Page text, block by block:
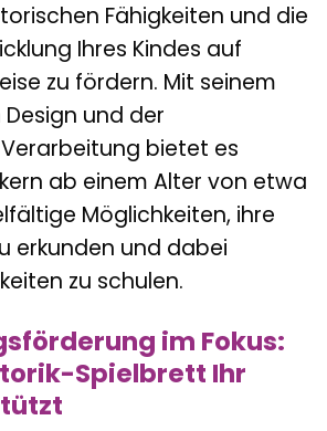
Fähigkeiten und die
Ihres Kindes auf
zu fördern. Mit seinem
und der
bietet es
ab einem Alter von etwa
Möglichkeiten, ihre
erkunden und dabei
zu schulen.
im Fokus:
Spielbrett Ihr